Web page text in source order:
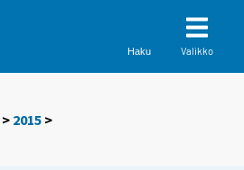
Haku Valikko
> 2015 >